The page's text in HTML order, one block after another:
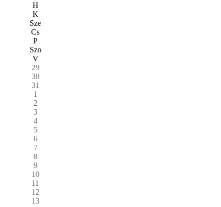
H
K
Sze
Cs
P
Szo
V
29
30
31
1
2
3
4
5
6
7
8
9
10
11
12
13